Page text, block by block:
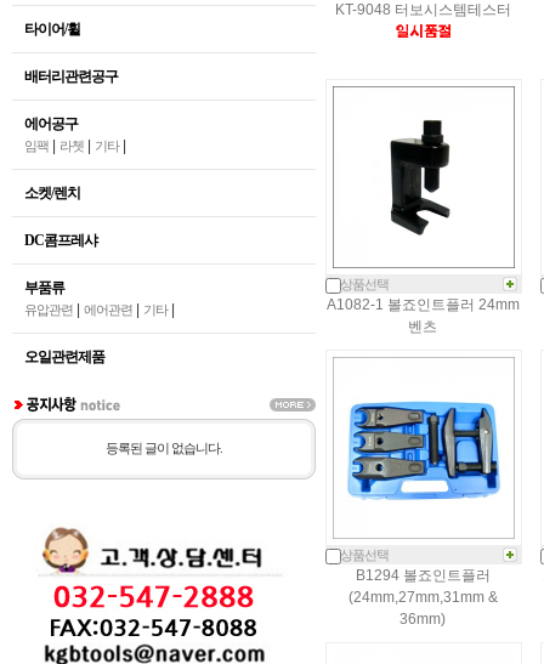
타이어/휠
배터리관련공구
에어공구
임팩 라쳇 기타|
소켓/렌치
DC콤프레샤
부품류
유압관련 에어관련 기타|
오일관련제품
등록된 글이 없습니다.
KT-9048 터보시스템테스터
상품선택
A1082-1 볼죠인트플러 24mm
벤츠
상품선택
B1294 볼죠인트플러
(24mm,27mm,31mm &
36mm)